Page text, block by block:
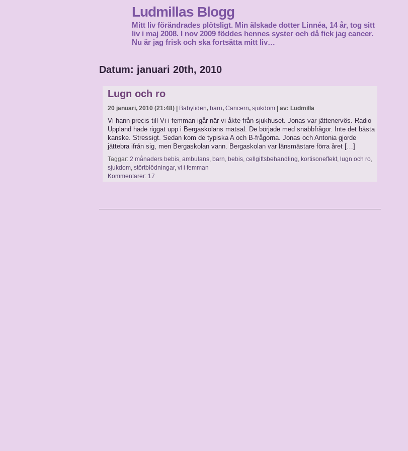
Ludmillas Blogg
Mitt liv förändrades plötsligt. Min älskade dotter Linnéa, 14 år, tog sitt
liv i maj 2008. I nov 2009 föddes hennes syster och då fick jag cancer.
Nu är jag frisk och ska fortsätta mitt liv…
Datum: januari 20th, 2010
Lugn och ro
20 januari, 2010 (21:48) | Babytiden, barn, Cancern, sjukdom | av: Ludmilla
Vi hann precis till Vi i femman igår när vi åkte från sjukhuset. Jonas var jättenervös. Radio
Uppland hade riggat upp i Bergaskolans matsal. De började med snabbfrågor. Inte det bästa
kanske. Stressigt. Sedan kom de typiska A och B-frågorna. Jonas och Antonia gjorde
jättebra ifrån sig, men Bergaskolan vann. Bergaskolan var länsmästare förra året […]
Taggar: 2 månaders bebis, ambulans, barn, bebis, cellgiftsbehandling, kortisoneffekt, lugn och ro,
sjukdom, störtblödningar, vi i femman
Kommentarer: 17